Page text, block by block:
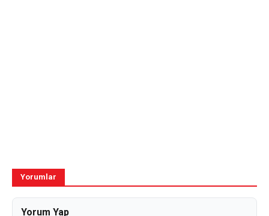
Yorumlar
Yorum Yap